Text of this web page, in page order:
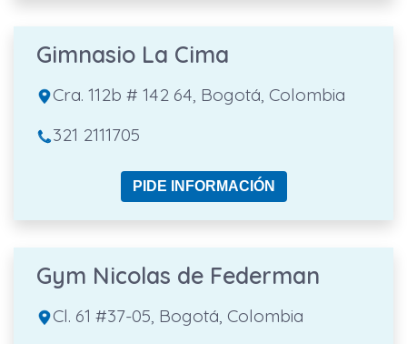
Gimnasio La Cima
Cra. 112b # 142 64, Bogotá, Colombia
321 2111705
PIDE INFORMACIÓN
Gym Nicolas de Federman
Cl. 61 #37-05, Bogotá, Colombia